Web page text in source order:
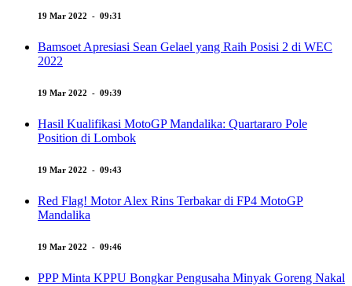
19 Mar 2022 - 09:31
Bamsoet Apresiasi Sean Gelael yang Raih Posisi 2 di WEC
2022
19 Mar 2022 - 09:39
Hasil Kualifikasi MotoGP Mandalika: Quartararo Pole
Position di Lombok
19 Mar 2022 - 09:43
Red Flag! Motor Alex Rins Terbakar di FP4 MotoGP
Mandalika
19 Mar 2022 - 09:46
PPP Minta KPPU Bongkar Pengusaha Minyak Goreng Nakal